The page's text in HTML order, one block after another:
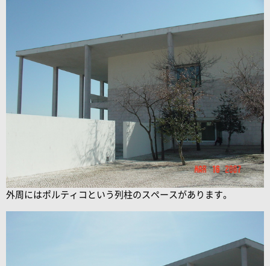
外周にはポルティコという列柱のスペースがあります。